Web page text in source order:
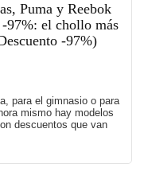
Puma y Reebok
97%: el chollo más
-97%)
para el gimnasio o para
mismo hay modelos
descuentos que van